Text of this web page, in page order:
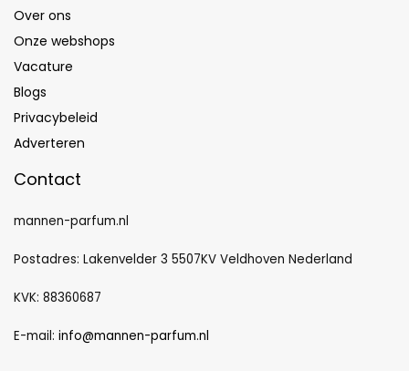
Over ons
Onze webshops
Vacature
Blogs
Privacybeleid
Adverteren
Contact
mannen-parfum.nl
Postadres: Lakenvelder 3 5507KV Veldhoven Nederland
KVK: 88360687
E-mail: info@mannen-parfum.nl